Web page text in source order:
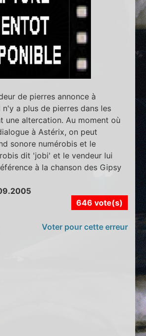
de pierres annonce à
a plus de pierres dans les
une altercation. Au moment où
à Astérix, on peut
sonore numérobis et le
dit 'jobi' et le vendeur lui
à la chanson des Gipsy
646 vote(s)
Voter pour cette erreur